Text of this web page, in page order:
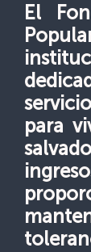
El
para